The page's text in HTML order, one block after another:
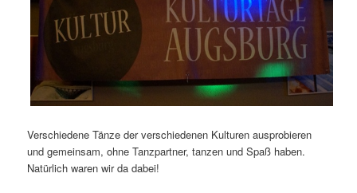
Verschiedene Tänze der verschiedenen Kulturen ausprobieren
und gemeinsam, ohne Tanzpartner, tanzen und Spaß haben.
Natürlich waren wir da dabei!